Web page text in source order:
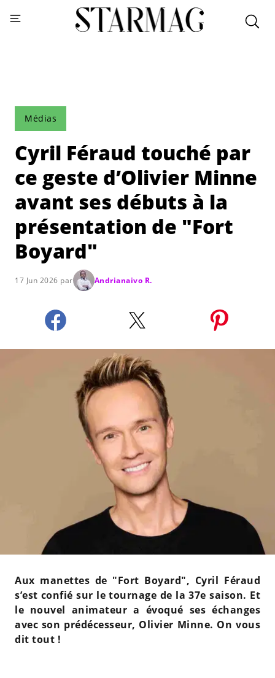
Médias
Cyril Féraud touché par
ce geste d’Olivier Minne
avant ses débuts à la
présentation de "Fort
Boyard"
17 Jun 2026 par Andrianaivo R.
Aux manettes de "Fort Boyard", Cyril Féraud
s’est confié sur le tournage de la 37e saison. Et
le nouvel animateur a évoqué ses échanges
avec son prédécesseur, Olivier Minne. On vous
dit tout !